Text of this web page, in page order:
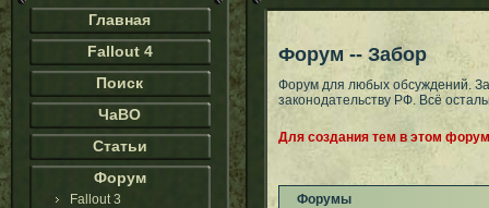
Главная
Fallout 4
Поиск
ЧаВО
Статьи
Форум
Fallout 3
Форум -- Забор
Форум для любых обсуждений.
законодательству РФ. Всё
Для создания тем в этом
Форумы